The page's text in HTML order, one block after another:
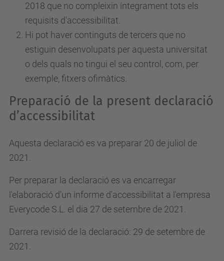
2018 que no compleixin íntegrament tots els
requisits d'accessibilitat.
Hi pot haver continguts de tercers que no
estiguin desenvolupats per aquesta universitat
o dels quals no tingui el seu control, com, per
exemple, fitxers ofimàtics.
Preparació de la present declaració
d’accessibilitat
Aquesta declaració es va preparar 20 de juliol de
2021.
Per preparar la declaració es va encarregar
l'elaboració d'un informe d'accessibilitat a l'empresa
Everycode S.L. el dia 27 de setembre de 2021.
Darrera revisió de la declaració: 29 de setembre de
2021.